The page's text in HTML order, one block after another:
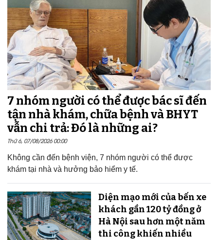
7 nhóm người có thể được bác sĩ đến
tận nhà khám, chữa bệnh và BHYT
vẫn chi trả: Đó là những ai?
Thứ 6, 07/08/2026 00:00
Không cần đến bệnh viện, 7 nhóm người có thể được
khám tại nhà và hưởng bảo hiểm y tế.
Diện mạo mới của bến xe
khách gần 120 tỷ đồng ở
Hà Nội sau hơn một năm
thi công khiến nhiều